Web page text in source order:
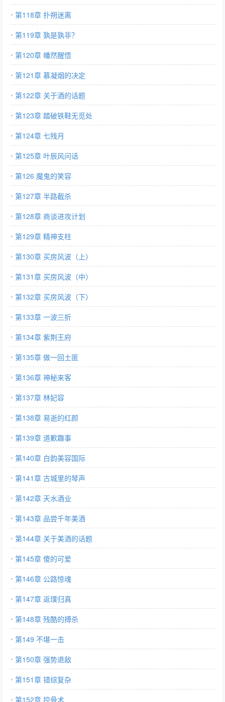
第118章 扑朔迷离
第119章 孰是孰非？
第120章 幡然醒悟
第121章 慕凝烟的决定
第122章 关于酒的话题
第123章 踏破铁鞋无觅处
第124章 七残月
第125章 叶辰风问话
第126 魔鬼的笑容
第127章 半路截杀
第128章 商谈进攻计划
第129章 精神支柱
第130章 买房风波（上）
第131章 买房风波（中）
第132章 买房风波（下）
第133章 一波三折
第134章 紫荆王府
第135章 做一回土匪
第136章 神秘来客
第137章 林妃容
第138章 易逝的红颜
第139章 道歉趣事
第140章 白韵美容国际
第141章 古城里的琴声
第142章 天水酒业
第143章 品尝千年美酒
第144章 关于美酒的话题
第145章 傻的可爱
第146章 公路惊魂
第147章 返璞归真
第148章 残酷的搏杀
第149 不堪一击
第150章 强势退敌
第151章 错综复杂
第152章 控骨术